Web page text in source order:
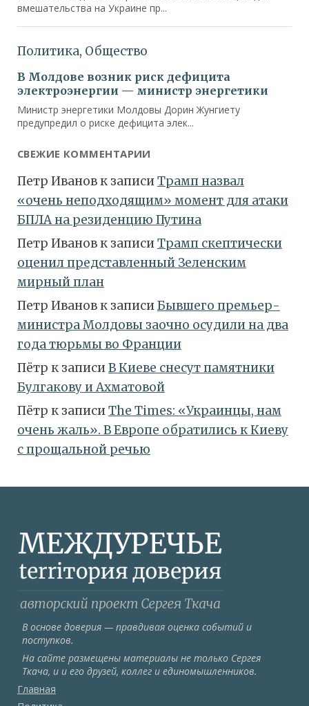
СВЕЖИЕ КОММЕНТАРИИ
Петр Ивановк записиТрамп назвал
«очень неподходящим» момент для атаки
БПЛА на резиденцию Путина
Петр Ивановк записиТрамп скептически
оценил представленный Зеленским
мирный план
Петр Ивановк записиБывшего премьер-
министра Молдовы заочно осудили на два
года тюрьмы во Франции
Пётр к записиВ Киеве снесут памятники
Булгакову и Ахматовой
Пётр к записиТhe Times: «Украинцы, нам
очень жаль». В Европе обратились к Киеву
с прощальной речью
В основе доверия — правдивая оценка событий и
поступков.
На сайте размещены материалы не только Сергея
Ткача, и и его друзей, коллег и единомышленников.
Главная